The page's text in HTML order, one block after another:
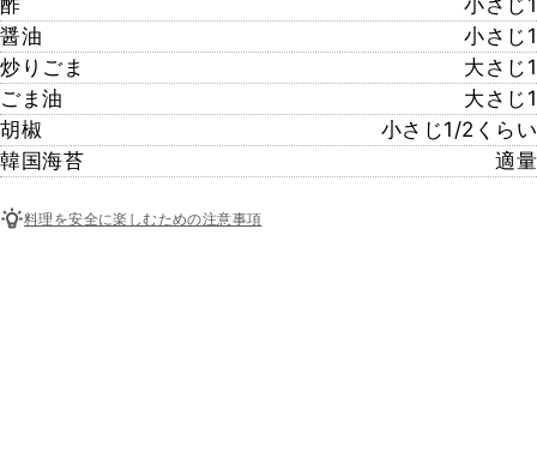
酢
小さじ1
醤油
小さじ1
炒りごま
大さじ1
ごま油
大さじ1
胡椒
小さじ1/2くらい
韓国海苔
適量
料理を安全に楽しむための注意事項